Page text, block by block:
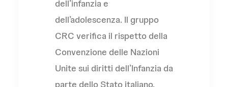
dell’infanzia e
dell’adolescenza. Il gruppo
CRC verifica il rispetto della
Convenzione delle Nazioni
Unite sui diritti dell’Infanzia da
parte dello Stato italiano.